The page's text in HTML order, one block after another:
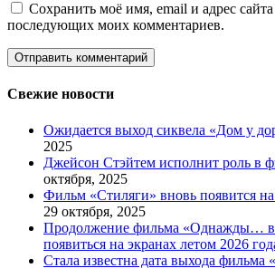
Сохранить моё имя, email и адрес сайта
последующих моих комментариев.
Свежие новости
Ожидается выход сиквела «Дом у
2025
Джейсон Стэйтем исполнит роль в
октября, 2025
Фильм «Стиляги» вновь появится
29 октября, 2025
Продолжение фильма «Однажды… в
появиться на экранах летом 2026
Стала известна дата выхода фильма